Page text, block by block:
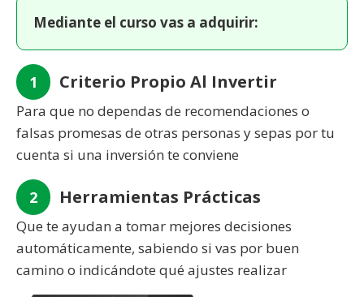
Mediante el curso vas a adquirir:
1 Criterio Propio Al Invertir
Para que no dependas de recomendaciones o
falsas promesas de otras personas y sepas por tu
cuenta si una inversión te conviene
2 Herramientas Prácticas
Que te ayudan a tomar mejores decisiones
automáticamente, sabiendo si vas por buen
camino o indicándote qué ajustes realizar